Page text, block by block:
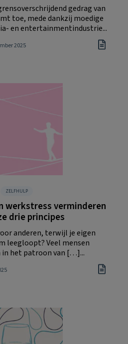
gedrag van
toe, mede dankzij moedige
en entertainmentindustrie...
2025
ZELFHULP
werkstress verminderen
drie principes
anderen, terwijl je eigen
leegloopt? Veel mensen
in het patroon van […]...